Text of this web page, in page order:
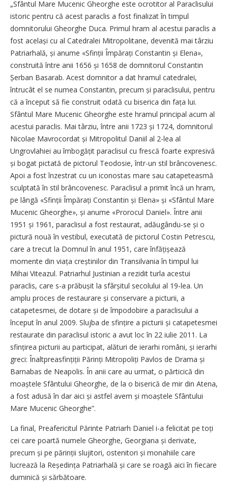
„Sfântul Mare Mucenic Gheorghe este ocrotitor al Paraclisului
istoric pentru că acest paraclis a fost finalizat în timpul
domnitorului Gheorghe Duca. Primul hram al acestui paraclis a
fost același cu al Catedralei Mitropolitane, devenită mai târziu
Patriarhală, și anume «Sfinții Împărați Constantin și Elena»,
construită între anii 1656 și 1658 de domnitorul Constantin
Șerban Basarab. Acest domnitor a dat hramul catedralei,
întrucât el se numea Constantin, precum și paraclisului, pentru
că a început să fie construit odată cu biserica din fața lui.
Sfântul Mare Mucenic Gheorghe este hramul principal acum al
acestui paraclis. Mai târziu, între anii 1723 și 1724, domnitorul
Nicolae Mavrocordat și Mitropolitul Daniil al 2-lea al
Ungrovlahiei au îmbogățit paraclisul cu frescă foarte expresivă
și bogat pictată de pictorul Teodosie, într-un stil brâncovenesc.
Apoi a fost înzestrat cu un iconostas mare sau catapeteasmă
sculptată în stil brâncovenesc. Paraclisul a primit încă un hram,
pe lângă «Sfinții Împărați Constantin și Elena» și «Sfântul Mare
Mucenic Gheorghe», și anume «Prorocul Daniel». Între anii
1951 și 1961, paraclisul a fost restaurat, adăugându-se și o
pictură nouă în vestibul, executată de pictorul Costin Petrescu,
care a trecut la Domnul în anul 1951, care înfățișează
momente din viața creștinilor din Transilvania în timpul lui
Mihai Viteazul. Patriarhul Justinian a rezidit turla acestui
paraclis, care s-a prăbușit la sfârșitul secolului al 19-lea. Un
amplu proces de restaurare și conservare a picturii, a
catapetesmei, de dotare și de împodobire a paraclisului a
început în anul 2009. Slujba de sfințire a picturii și catapetesmei
restaurate din paraclisul istoric a avut loc în 22 iulie 2011. La
sfințirea picturii au participat, alături de ierarhi români, și ierarhi
greci: Înaltpreasfințiții Părinți Mitropoliți Pavlos de Drama și
Barnabas de Neapolis. În anii care au urmat, o părticică din
moaștele Sfântului Gheorghe, de la o biserică de mir din Atena,
a fost adusă în dar aici și astfel avem și moaștele Sfântului
Mare Mucenic Gheorghe”.
La final, Preafericitul Părinte Patriarh Daniel i-a felicitat pe toți
cei care poartă numele ­Gheorghe, Georgiana și derivate,
precum și pe părinții slujitori, ostenitori și monahiile care
lucrează la Reședința Patriarhală și care se roagă aici în fiecare
duminică și sărbătoare.